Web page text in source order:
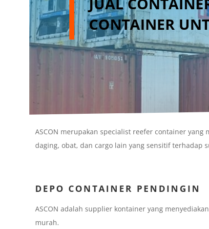
CONTAINER
ASCON merupakan specialist reefer container
daging, obat, dan cargo lain yang sensitif terhadap
DEPO CONTAINER PENDINGIN
ASCON adalah supplier kontainer yang
murah.